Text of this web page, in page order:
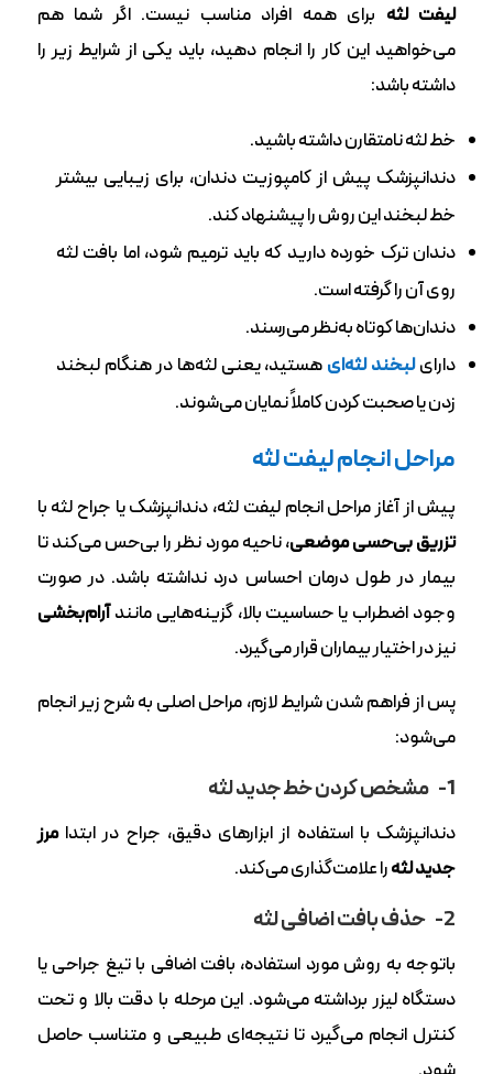
لیفت لثه برای همه افراد مناسب نیست. اگر شما هم
می‌خواهید این کار را انجام دهید، باید یکی از شرایط زیر را
داشته باشد:
خط لثه نامتقارن داشته باشید.
دندانپزشک پیش از کامپوزیت دندان، برای زیبایی بیشتر
خط لبخند این روش را پیشنهاد کند.
دندان ترک خورده دارید که باید ترمیم شود، اما بافت لثه
روی آن را گرفته است‌.
دندان‌ها کوتاه به‌نظر می‌رسند.
دارایلبخند لثه‌ایهستید، یعنی لثه‌ها در هنگام لبخند
زدن یا صحبت کردن کاملاً نمایان می‌شوند.
مراحل انجام لیفت لثه
پیش از آغاز مراحل انجام لیفت لثه، دندانپزشک یا جراح لثه با
تزریق بی‌حسی موضعی، ناحیه مورد نظر را بی‌حس می‌کند تا
بیمار در طول درمان احساس درد نداشته باشد. در صورت
وجود اضطراب یا حساسیت بالا، گزینه‌هایی مانندآرام‌بخشی
نیز در اختیار بیماران قرار می‌گیرد.
پس از فراهم شدن شرایط لازم، مراحل اصلی به شرح زیر انجام
می‌شود:
1- مشخص کردن خط جدید لثه
دندانپزشک با استفاده از ابزارهای دقیق، جراح در ابتدامرز
جدید لثهرا علامت‌گذاری می‌کند.
2- حذف بافت اضافی لثه
باتوجه به روش مورد استفاده، بافت اضافی با تیغ جراحی یا
دستگاه لیزر برداشته می‌شود. این مرحله با دقت بالا و تحت
کنترل انجام می‌گیرد تا نتیجه‌ای طبیعی و متناسب حاصل